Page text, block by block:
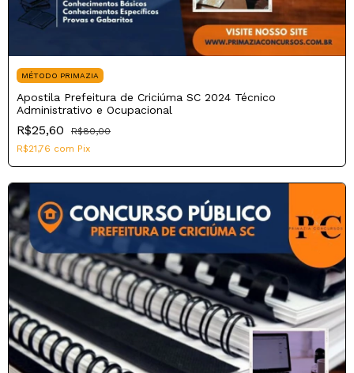
MÉTODO PRIMAZIA
Apostila Prefeitura de Criciúma SC 2024 Técnico
Administrativo e Ocupacional
R$25,60
R$80,00
R$21,76 com Pix